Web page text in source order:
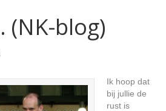
blog)
Ik hoop dat
bij jullie de
rust is